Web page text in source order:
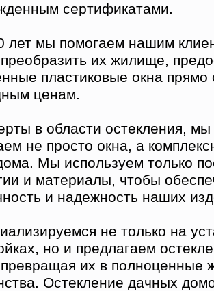
сертификатами.
лет мы помогаем нашим
их жилище,
пластиковые окна прямо
ценам.
в области остекления,
не просто окна, а
Мы используем только
и материалы, чтобы
и надежность наших
не только на
но и предлагаем
их в полноценные
Остекление дачных